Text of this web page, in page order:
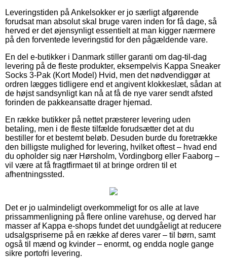
Leveringstiden på Ankelsokker er jo særligt afgørende
forudsat man absolut skal bruge varen inden for få dage, så
herved er det øjensynligt essentielt at man kigger nærmere
på den forventede leveringstid for den pågældende vare.
En del e-butikker i Danmark stiller garanti om dag-til-dag
levering på de fleste produkter, eksempelvis Kappa Sneaker
Socks 3-Pak (Kort Model) Hvid, men det nødvendiggør at
ordren lægges tidligere end et angivent klokkeslæt, sådan at
de højst sandsynligt kan nå at få de nye varer sendt afsted
forinden de pakkeansatte drager hjemad.
En række butikker på nettet præsterer levering uden
betaling, men i de fleste tilfælde forudsætter det at du
bestiller for et bestemt beløb. Desuden burde du foretrække
den billigste mulighed for levering, hvilket oftest – hvad end
du opholder sig nær Hørsholm, Vordingborg eller Faaborg –
vil være at få fragtfirmaet til at bringe ordren til et
afhentningssted.
Det er jo ualmindeligt overkommeligt for os alle at lave
prissammenligning på flere online varehuse, og derved har
masser af Kappa e-shops fundet det uundgåeligt at reducere
udsalgspriserne på en række af deres varer – til børn, samt
også til mænd og kvinder – enormt, og endda nogle gange
sikre portofri levering.